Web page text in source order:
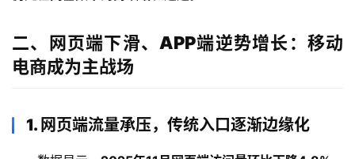
二、网页端下滑、APP端逆势增长：移动
电商成为主战场
1. 网页端流量承压，传统入口逐渐边缘化